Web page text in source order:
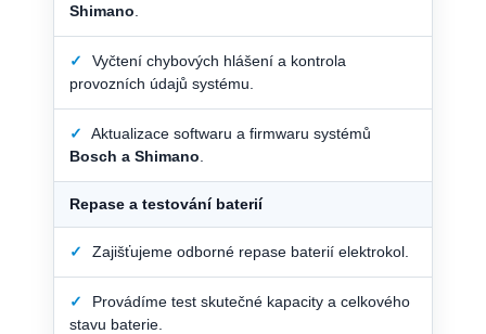
Shimano
✓
Vyčtení chybových hlášení a kontrola
provozních údajů systému.
✓
Aktualizace softwaru a firmwaru systémů
Bosch a Shimano
Repase a testování baterií
✓ Zajišťujeme odborné repase baterií elektrokol.
✓
Provádíme test skutečné kapacity a celkového
stavu baterie.